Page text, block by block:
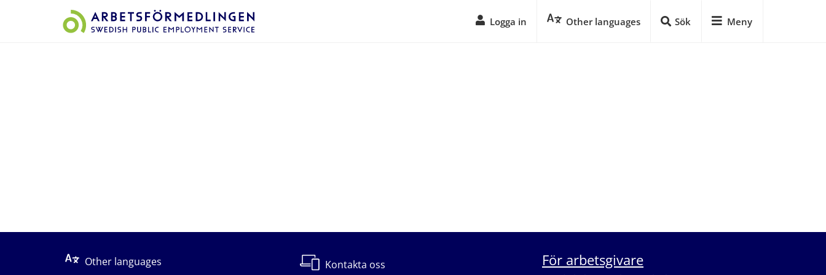
Logga in Other languages Sök Meny
Other languages
Kontakta oss För arbetsgivare